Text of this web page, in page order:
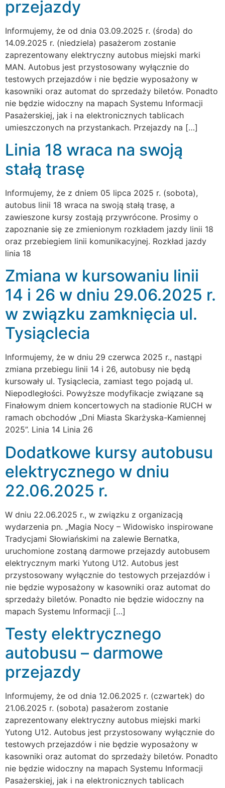
przejazdy
Informujemy, że od dnia 03.09.2025 r. (środa) do
14.09.2025 r. (niedziela) pasażerom zostanie
zaprezentowany elektryczny autobus miejski marki
MAN. Autobus jest przystosowany wyłącznie do
testowych przejazdów i nie będzie wyposażony w
kasowniki oraz automat do sprzedaży biletów. Ponadto
nie będzie widoczny na mapach Systemu Informacji
Pasażerskiej, jak i na elektronicznych tablicach
umieszczonych na przystankach. Przejazdy na […]
Linia 18 wraca na swoją
stałą trasę
Informujemy, że z dniem 05 lipca 2025 r. (sobota),
autobus linii 18 wraca na swoją stałą trasę, a
zawieszone kursy zostają przywrócone. Prosimy o
zapoznanie się ze zmienionym rozkładem jazdy linii 18
oraz przebiegiem linii komunikacyjnej. Rozkład jazdy
linia 18
Zmiana w kursowaniu linii
14 i 26 w dniu 29.06.2025 r.
w związku zamknięcia ul.
Tysiąclecia
Informujemy, że w dniu 29 czerwca 2025 r., nastąpi
zmiana przebiegu linii 14 i 26, autobusy nie będą
kursowały ul. Tysiąclecia, zamiast tego pojadą ul.
Niepodległości. Powyższe modyfikacje związane są
Finałowym dniem koncertowych na stadionie RUCH w
ramach obchodów „Dni Miasta Skarżyska-Kamiennej
2025”. Linia 14 Linia 26
Dodatkowe kursy autobusu
elektrycznego w dniu
22.06.2025 r.
W dniu 22.06.2025 r., w związku z organizacją
wydarzenia pn. „Magia Nocy – Widowisko inspirowane
Tradycjami Słowiańskimi na zalewie Bernatka,
uruchomione zostaną darmowe przejazdy autobusem
elektrycznym marki Yutong U12. Autobus jest
przystosowany wyłącznie do testowych przejazdów i
nie będzie wyposażony w kasowniki oraz automat do
sprzedaży biletów. Ponadto nie będzie widoczny na
mapach Systemu Informacji […]
Testy elektrycznego
autobusu – darmowe
przejazdy
Informujemy, że od dnia 12.06.2025 r. (czwartek) do
21.06.2025 r. (sobota) pasażerom zostanie
zaprezentowany elektryczny autobus miejski marki
Yutong U12. Autobus jest przystosowany wyłącznie do
testowych przejazdów i nie będzie wyposażony w
kasowniki oraz automat do sprzedaży biletów. Ponadto
nie będzie widoczny na mapach Systemu Informacji
Pasażerskiej, jak i na elektronicznych tablicach